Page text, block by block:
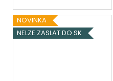
NOVINKA
NELZE ZASLAT DO SK